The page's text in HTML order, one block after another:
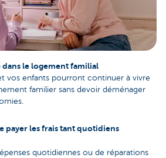
le logement familial
vos enfants pourront continuer à vivre
familier sans devoir déménager
payer les frais tant quotidiens
quotidiennes ou de réparations